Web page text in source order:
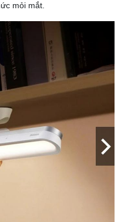
mỏi mắt.